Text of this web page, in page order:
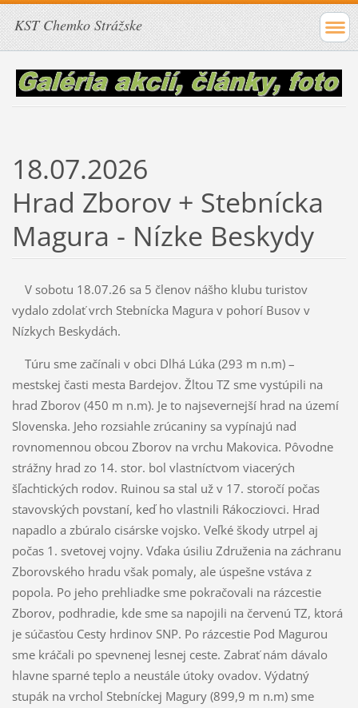
KST Chemko Strážske
18.07.2026
Hrad Zborov + Stebnícka
Magura - Nízke Beskydy
V sobotu 18.07.26 sa 5 členov nášho klubu turistov
vydalo zdolať vrch Stebnícka Magura v pohorí Busov v
Nízkych Beskydách.
Túru sme začínali v obci Dlhá Lúka (293 m n.m) –
mestskej časti mesta Bardejov. Žltou TZ sme vystúpili na
hrad Zborov (450 m n.m). Je to najsevernejší hrad na území
Slovenska. Jeho rozsiahle zrúcaniny sa vypínajú nad
rovnomennou obcou Zborov na vrchu Makovica. Pôvodne
strážny hrad zo 14. stor. bol vlastníctvom viacerých
šľachtických rodov. Ruinou sa stal už v 17. storočí počas
stavovských povstaní, keď ho vlastnili Rákocziovci. Hrad
napadlo a zbúralo cisárske vojsko. Veľké škody utrpel aj
počas 1. svetovej vojny. Vďaka úsiliu Združenia na záchranu
Zborovského hradu však pomaly, ale úspešne vstáva z
popola. Po jeho prehliadke sme pokračovali na rázcestie
Zborov, podhradie, kde sme sa napojili na červenú TZ, ktorá
je súčasťou Cesty hrdinov SNP. Po rázcestie Pod Magurou
sme kráčali po spevnenej lesnej ceste. Zabrať nám dávalo
hlavne sparné teplo a neustále útoky ovadov. Výdatný
stupák na vrchol Stebníckej Magury (899,9 m n.m) sme